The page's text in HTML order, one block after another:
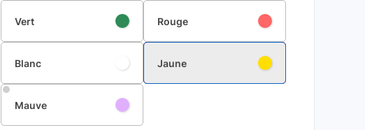
Vert Rouge
Blanc Jaune
Mauve